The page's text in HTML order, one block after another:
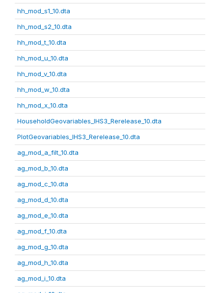
hh_mod_s1_10.dta
hh_mod_s2_10.dta
hh_mod_t_10.dta
hh_mod_u_10.dta
hh_mod_v_10.dta
hh_mod_w_10.dta
hh_mod_x_10.dta
HouseholdGeovariables_IHS3_Rerelease_10.dta
PlotGeovariables_IHS3_Rerelease_10.dta
ag_mod_a_filt_10.dta
ag_mod_b_10.dta
ag_mod_c_10.dta
ag_mod_d_10.dta
ag_mod_e_10.dta
ag_mod_f_10.dta
ag_mod_g_10.dta
ag_mod_h_10.dta
ag_mod_i_10.dta